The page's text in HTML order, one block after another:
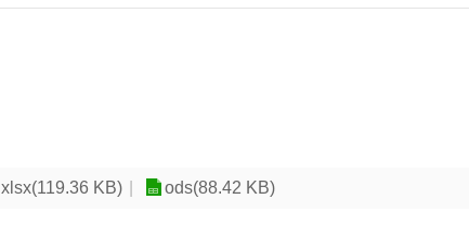
xlsx(119.36 KB) ods(88.42 KB)